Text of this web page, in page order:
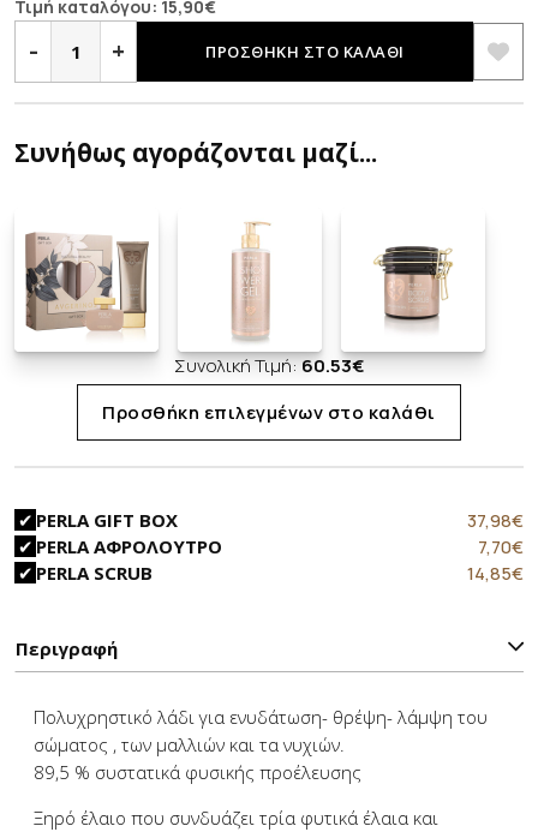
15,90€.
τιμή
είναι:
12,70€.
Τιμή καταλόγου: 15,90€
-
PERLA
ΛΑΔΙ
ποσότητα
+ ΠΡΟΣΘΉΚΗ ΣΤΟ ΚΑΛΆΘΙ
Συνήθως αγοράζονται μαζί...
Συνολική Τιμή:60.53€
Προσθήκη επιλεγμένων στο καλάθι
PERLA GIFT BOX 37,98€
PERLA ΑΦΡΟΛΟΥΤΡΟ
Original
price
7,70€
PERLA SCRUB
Original
22,90€.
14,85€
Περιγραφή
Πολυχρηστικό λάδι για ενυδάτωση- θρέψη- λάμψη του
σώματος , των μαλλιών και τα νυχιών.
89,5 % συστατικά φυσικής προέλευσης
Ξηρό έλαιο που συνδυάζει τρία φυτικά έλαια και